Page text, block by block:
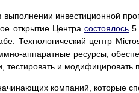
инвестиционной
открытие Центра состоялось 5
Технологический центр
аппаратные ресурсы,
тестировать и модифицировать
компаний, которые